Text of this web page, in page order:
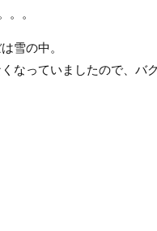
。
雪の中。
なっていましたので、バ